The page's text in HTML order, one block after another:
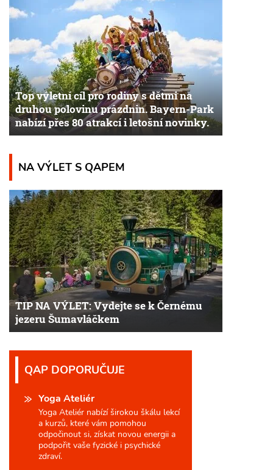
Top výletní cíl pro rodiny s dětmi na
druhou polovinu prázdnin. Bayern-Park
nabízí přes 80 atrakcí i letošní novinky.
NA VÝLET S QAPEM
TIP NA VÝLET: Vydejte se k Černému
jezeru Šumavláčkem
QAP DOPORUČUJE
Yoga Ateliér
Yoga Ateliér nabízí širokou škálu lekcí
a kurzů, které vám pomohou
odpočinout si, získat novou energii a
podpořit vaše fyzické i psychické
zdraví.